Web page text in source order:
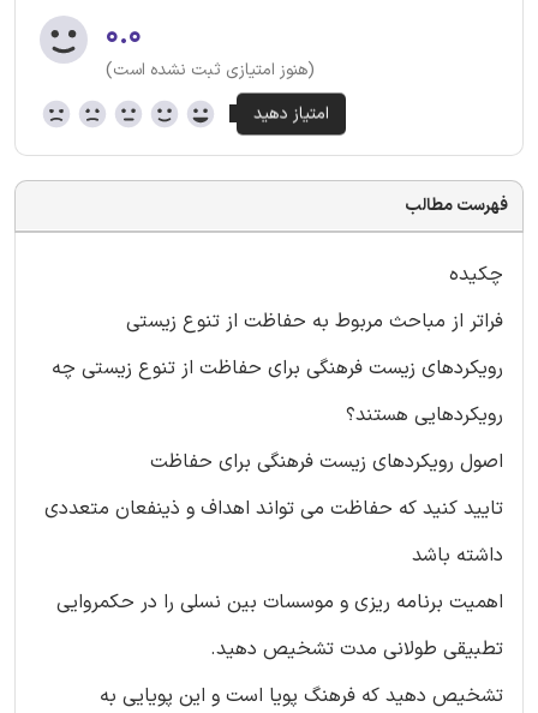
۰.۰
(هنوز امتیازی ثبت نشده است)
فهرست مطالب
چکیده
فراتر از مباحث مربوط به حفاظت از تنوع زیستی
رویکردهای زیست فرهنگی برای حفاظت از تنوع زیستی چه
رویکردهایی هستند؟
اصول رویکردهای زیست فرهنگی برای حفاظت
تایید کنید که حفاظت می تواند اهداف و ذینفعان متعددی
داشته باشد
اهمیت برنامه ریزی و موسسات بین نسلی را در حکمروایی
تطبیقی طولانی مدت تشخیص دهید.
تشخیص دهید که فرهنگ پویا است و این پویایی به